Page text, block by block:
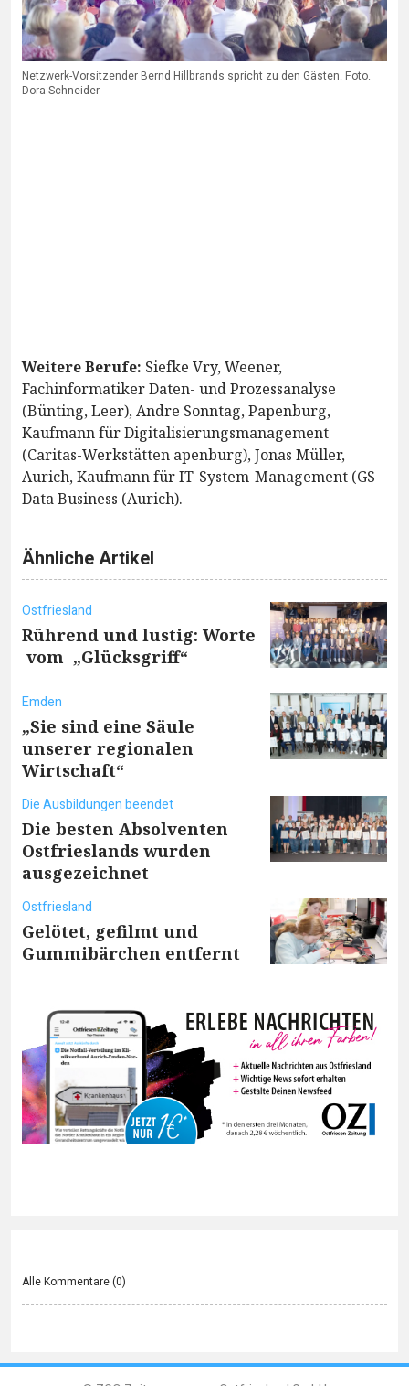
Netzwerk-Vorsitzender Bernd Hillbrands spricht zu den Gästen. Foto.
Dora Schneider
Weitere Berufe: Siefke Vry, Weener,
Fachinformatiker Daten- und Prozessanalyse
(Bünting, Leer), Andre Sonntag, Papenburg,
Kaufmann für Digitalisierungsmanagement
(Caritas-Werkstätten apenburg), Jonas Müller,
Aurich, Kaufmann für IT-System-Management (GS
Data Business (Aurich).
Ähnliche Artikel
Ostfriesland
Rührend und lustig: Worte
vom „Glücksgriff“
Emden
„Sie sind eine Säule
unserer regionalen
Wirtschaft“
Die Ausbildungen beendet
Die besten Absolventen
Ostfrieslands wurden
ausgezeichnet
Ostfriesland
Gelötet, gefilmt und
Gummibärchen entfernt
Alle Kommentare (0)